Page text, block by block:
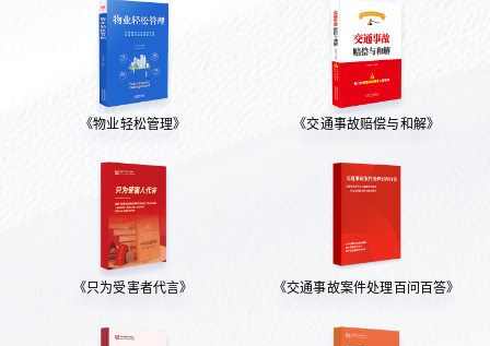
《物业轻松管理》 《交通事故赔偿与和解》
《只为受害者代言》 《交通事故案件处理百问百答》